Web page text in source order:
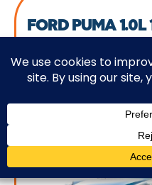
FORD PUMA